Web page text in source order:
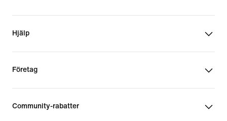
Hjälp
Företag
Community-rabatter